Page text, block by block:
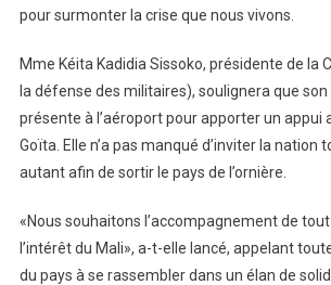
pour surmonter la crise que nous vivons.
Mme Kéita Kadidia Sissoko, présidente de la
la défense des militaires), soulignera que
présente à l’aéroport pour apporter un appui
Goïta. Elle n’a pas manqué d’inviter la nation
autant afin de sortir le pays de l’ornière.
«Nous souhaitons l’accompagnement de
l’intérêt du Mali», a-t-elle lancé, appelant
du pays à se rassembler dans un élan de